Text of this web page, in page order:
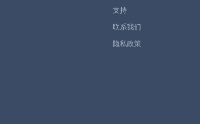
支持
联系我们
隐私政策